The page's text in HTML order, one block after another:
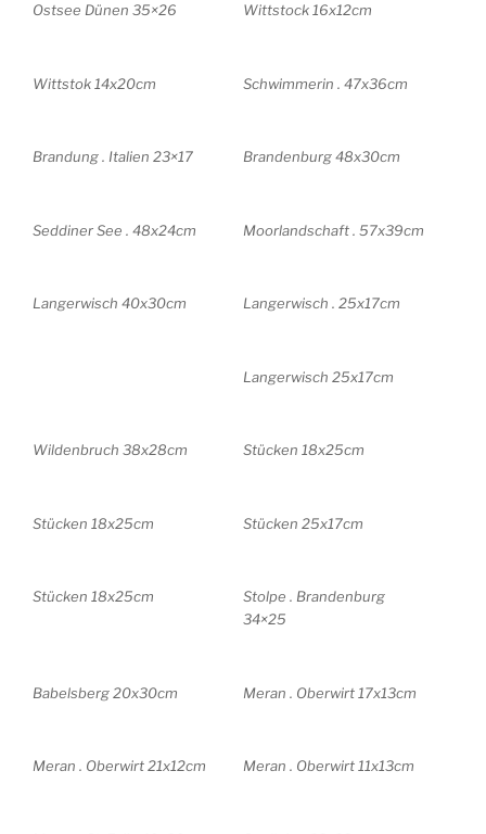
Ostsee Dünen 35×26 Wittstock 16x12cm
Wittstok 14x20cm Schwimmerin . 47x36cm
Brandung . Italien 23×17 Brandenburg 48x30cm
Seddiner See . 48x24cm Moorlandschaft . 57x39cm
Langerwisch 40x30cm Langerwisch . 25x17cm
Langerwisch 25x17cm
Wildenbruch 38x28cm Stücken 18x25cm
Stücken 18x25cm Stücken 25x17cm
Stücken 18x25cm
Stolpe . Brandenburg
34×25
Babelsberg 20x30cm Meran . Oberwirt 17x13cm
Meran . Oberwirt 21x12cm Meran . Oberwirt 11x13cm